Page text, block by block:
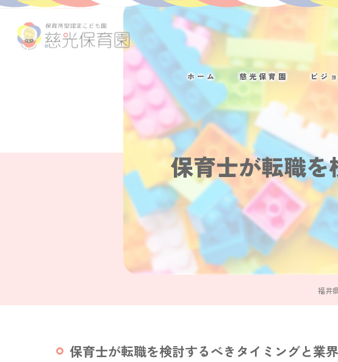
ホーム 慈光保育園 ビジ
保育士が転職
福井
保育士が転職を検討するべきタイミングと業